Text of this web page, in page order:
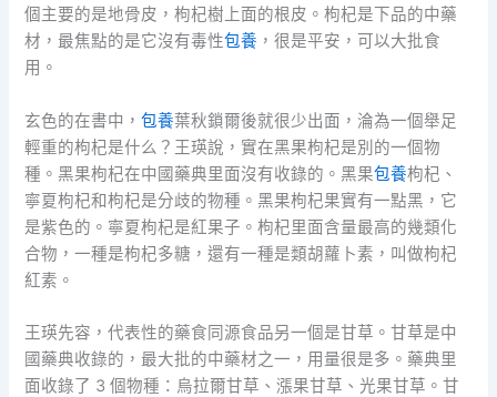
個主要的是地骨皮，枸杞樹上面的根皮。枸杞是下品的中藥
材，最焦點的是它沒有毒性包養 ，很是平安，可以大批食
用。
玄色的在書中，包養葉秋鎖爾後就很少出面，淪為一個舉足
輕重的枸杞是什么？王瑛說，實在黑果枸杞是別的一個物
種。黑果枸杞在中國藥典里面沒有收錄的。黑果包養枸杞、
寧夏枸杞和枸杞是分歧的物種。黑果枸杞果實有一點黑，它
是紫色的。寧夏枸杞是紅果子。枸杞里面含量最高的幾類化
合物，一種是枸杞多糖，還有一種是類胡蘿卜素，叫做枸杞
紅素。
王瑛先容，代表性的藥食同源食品另一個是甘草。甘草是中
國藥典收錄的，最大批的中藥材之一，用量很是多。藥典里
面收錄了 3 個物種：烏拉爾甘草、漲果甘草、光果甘草。甘